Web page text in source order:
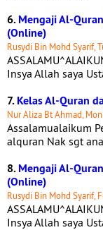
6.Mengaji Al-
(Online)
Rusydi Bin Mohd Syarif,
Insya Allah saya
7.Kelas Al-Quran
Nur Aliza Bt Ahmad,
Assalamualaikum
alquran Nak sgt
8.Mengaji Al-
(Online)
Rusydi Bin Mohd Syarif,
Insya Allah saya